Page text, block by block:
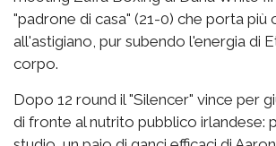
"padrone di casa" (21-0) che porta più
all'astigiano, pur subendo l'energia di
corpo.
Dopo 12 round il "Silencer" vince per
di fronte al nutrito pubblico irlandese: